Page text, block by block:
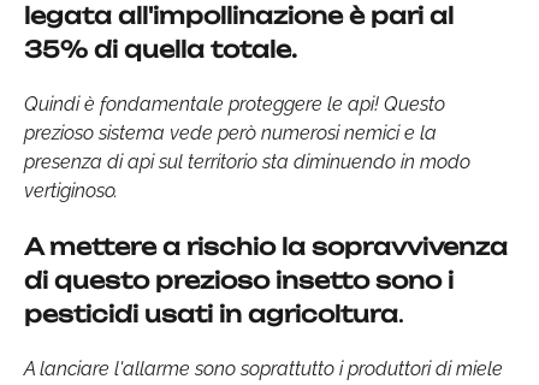
legata all'impollinazione è pari al
35% di quella totale.
Quindi è fondamentale proteggere le api! Questo
prezioso sistema vede però numerosi nemici e la
presenza di api sul territorio sta diminuendo in modo
vertiginoso.
A mettere a rischio la sopravvivenza
di questo prezioso insetto sono i
pesticidi usati in agricoltura.
A lanciare l'allarme sono soprattutto i produttori di miele